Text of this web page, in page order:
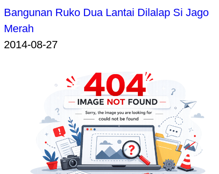
Bangunan Ruko Dua Lantai Dilalap Si Jago
Merah
2014-08-27